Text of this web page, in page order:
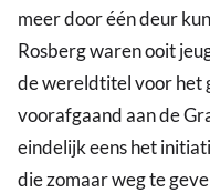
meer door één deur
Rosberg waren ooit
de wereldtitel voor het
voorafgaand aan de
eindelijk eens het
die zomaar weg te